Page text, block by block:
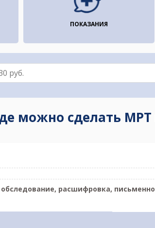
ПОКАЗАНИЯ
можно сделать
обследование, расшифровка,